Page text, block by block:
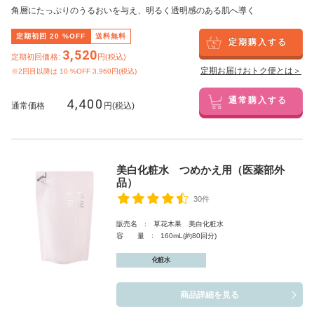
角層にたっぷりのうるおいを与え、明るく透明感のある肌へ導く
定期初回 20 %OFF 送料無料
定期初回価格: 3,520円(税込)
※2回目以降は 10 %OFF 3,960円(税込)
定期購入する
定期お届けおトク便とは＞
通常価格 4,400 円(税込) 通常購入する
美白化粧水 つめかえ用（医薬部外
品）
30件
販売名 : 草花木果 美白化粧水
容 量 : 160mL(約80回分)
化粧水
商品詳細を見る